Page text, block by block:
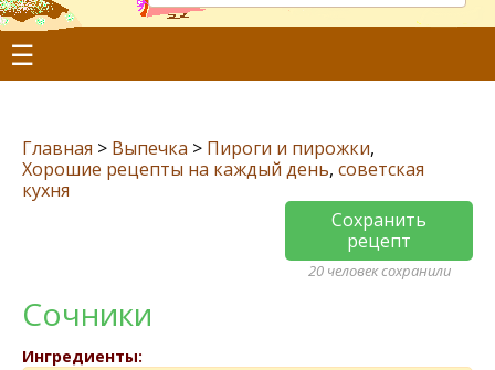
☰
Главная > Выпечка > Пироги и пирожки,
Хорошие рецепты на каждый день, советская
кухня
Сохранить
рецепт
20 человек сохранили
Сочники
Ингредиенты: